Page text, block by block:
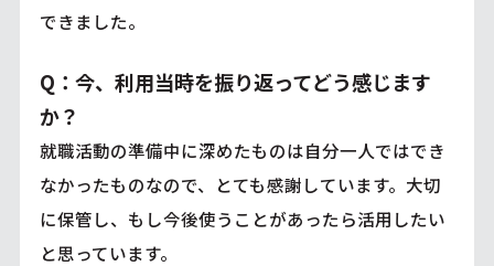
できました。
Q：今、利用当時を振り返ってどう感じます
か？
就職活動の準備中に深めたものは自分一人ではでき
なかったものなので、とても感謝しています。大切
に保管し、もし今後使うことがあったら活用したい
と思っています。